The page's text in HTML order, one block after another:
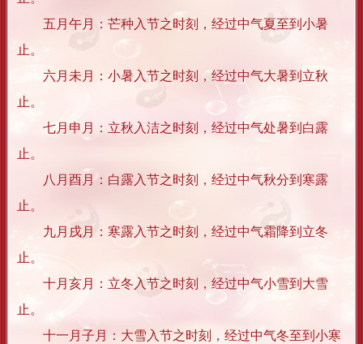
五月午月：芒种入节之时刻，经过中气夏至到小暑
止。
六月未月：小暑入节之时刻，经过中气大暑到立秋
止。
七月申月：立秋入洁之时刻，经过中气处暑到白露
止。
八月酉月：白露入节之时刻，经过中气秋分到寒露
止。
九月戌月：寒露入节之时刻，经过中气霜降到立冬
止。
十月亥月：立冬入节之时刻，经过中气小雪到大雪
止。
十一月子月：大雪入节之时刻，经过中气冬至到小寒